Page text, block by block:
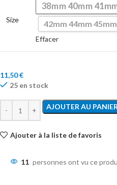
Size
38mm 40mm
42mm 44mm
Effacer
11,50€
25 en stock
AJOUTER AU PANIER
Ajouter à la liste de favoris
11 personnes ont vu ce